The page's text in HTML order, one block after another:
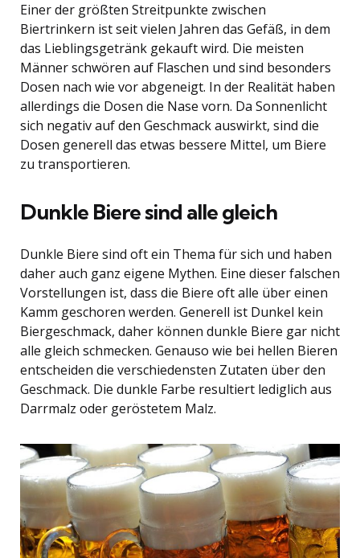
Einer der größten Streitpunkte zwischen
Biertrinkern ist seit vielen Jahren das Gefäß, in dem
das Lieblingsgetränk gekauft wird. Die meisten
Männer schwören auf Flaschen und sind besonders
Dosen nach wie vor abgeneigt. In der Realität haben
allerdings die Dosen die Nase vorn. Da Sonnenlicht
sich negativ auf den Geschmack auswirkt, sind die
Dosen generell das etwas bessere Mittel, um Biere
zu transportieren.
Dunkle Biere sind alle gleich
Dunkle Biere sind oft ein Thema für sich und haben
daher auch ganz eigene Mythen. Eine dieser falschen
Vorstellungen ist, dass die Biere oft alle über einen
Kamm geschoren werden. Generell ist Dunkel kein
Biergeschmack, daher können dunkle Biere gar nicht
alle gleich schmecken. Genauso wie bei hellen Bieren
entscheiden die verschiedensten Zutaten über den
Geschmack. Die dunkle Farbe resultiert lediglich aus
Darrmalz oder geröstetem Malz.